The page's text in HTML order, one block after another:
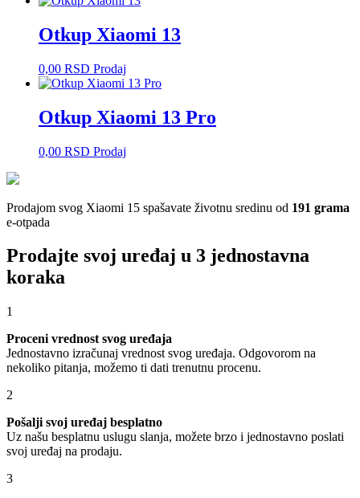
Otkup Xiaomi 13
0,00 RSD Prodaj
Otkup Xiaomi 13 Pro
0,00 RSD Prodaj
Prodajom svog Xiaomi 15 spašavate životnu sredinu od 191 grama
e-otpada
Prodajte svoj uređaj u 3 jednostavna
koraka
1
Proceni vrednost svog uređaja
Jednostavno izračunaj vrednost svog uređaja. Odgovorom na
nekoliko pitanja, možemo ti dati trenutnu procenu.
2
Pošalji svoj uređaj besplatno
Uz našu besplatnu uslugu slanja, možete brzo i jednostavno poslati
svoj uređaj na prodaju.
3